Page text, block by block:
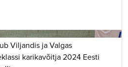
Viljandis ja Valgas
karikavõitja 2024 Eesti